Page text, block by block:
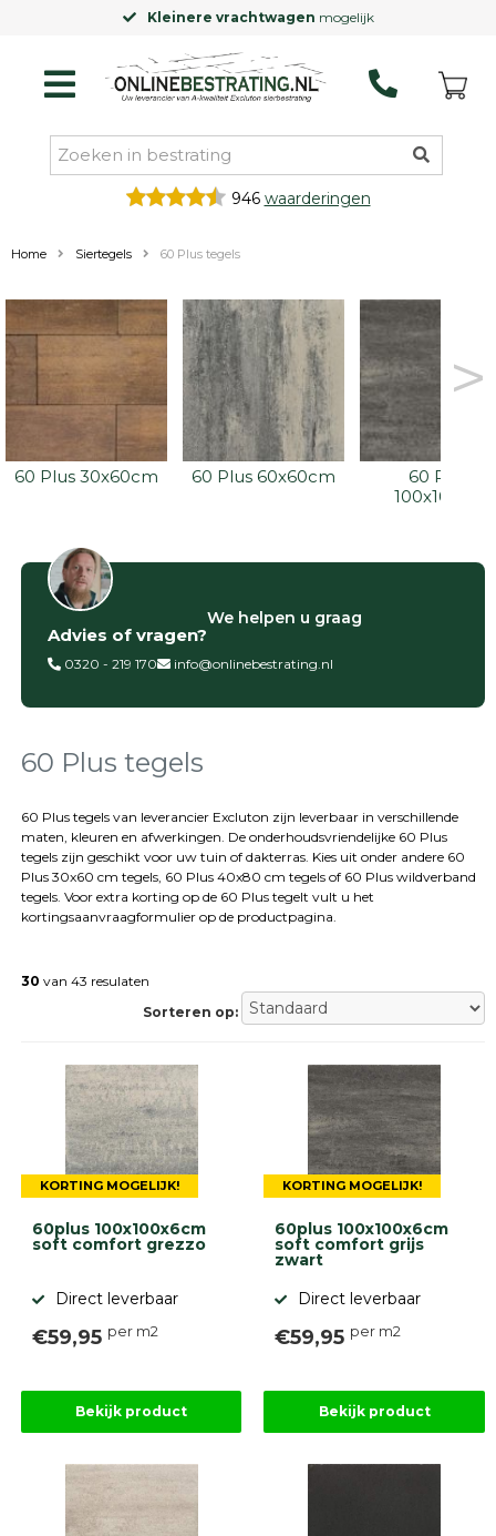
Kleinere vrachtwagen mogelijk
946 waarderingen
Home Siertegels 60 Plus tegels
60 Plus 30x60cm 60 Plus 60x60cm
60 Plus
100x100cm
>
Filter op
Categorieën
Betontegels
tegels
Natuursteen
Terrastegels
Tuintegels
Stoeptegels
Buitentegels
Balkontegels
Betonklinkers
Trommelstenen
Wildverband
bestrating
Muurelementen
Opsluitbanden
Palissades
Beplantings
Advies of vragen?
We helpen u graag
0320 - 219 170 info@onlinebestrating.nl
60 Plus tegels
60 Plus tegels van leverancier Excluton zijn leverbaar in verschillende
maten, kleuren en afwerkingen. De onderhoudsvriendelijke 60 Plus
tegels zijn geschikt voor uw tuin of dakterras. Kies uit onder andere 60
Plus 30x60 cm tegels, 60 Plus 40x80 cm tegels of 60 Plus wildverband
tegels. Voor extra korting op de 60 Plus tegelt vult u het
kortingsaanvraagformulier op de productpagina.
30 van 43 resulaten
Sorteren op:
KORTING MOGELIJK!
60plus 100x100x6cm
soft comfort grezzo
Direct leverbaar
€59,95 per m2
Bekijk product
KORTING MOGELIJK!
60plus 100x100x6cm
soft comfort grijs
zwart
Direct leverbaar
€59,95 per m2
Bekijk product